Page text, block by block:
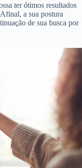
ter ótimos resultados
a sua postura
de sua busca por